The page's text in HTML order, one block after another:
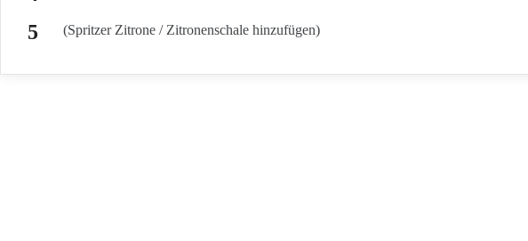
(Spritzer Zitrone / Zitronenschale hinzufügen)